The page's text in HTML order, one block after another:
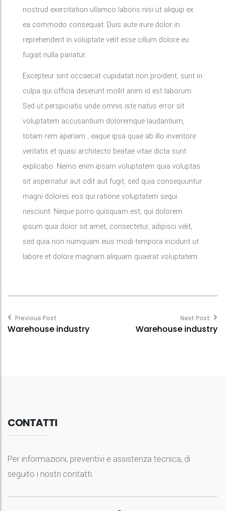
nostrud exercitation ullamco laboris nisi ut aliquip ex
ea commodo consequat. Duis aute irure dolor in
reprehenderit in voluptate velit esse cillum dolore eu
fugiat nulla pariatur.
Excepteur sint occaecat cupidatat non proident, sunt in
culpa qui officia deserunt mollit anim id est laborum.
Sed ut perspiciatis unde omnis iste natus error sit
voluptatem accusantium doloremque laudantium,
totam rem aperiam , eaque ipsa quae ab illo inventore
veritatis et quasi architecto beatae vitae dicta sunt
explicabo. Nemo enim ipsam voluptatem quia voluptas
sit aspernatur aut odit aut fugit, sed quia consequuntur
magni dolores eos qui ratione voluptatem sequi
nesciunt. Neque porro quisquam est, qui dolorem
ipsum quia dolor sit amet, consectetur, adipisci velit,
sed quia non numquam eius modi tempora incidunt ut
labore et dolore magnam aliquam quaerat voluptatem.
Post
navigation
Previous Post
Warehouse industry
Next Post
Warehouse industry
CONTATTI
Per informazioni, preventivi e assistenza tecnica, di
seguito i nostri contatti.